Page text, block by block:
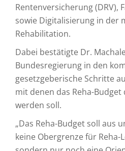
Rentenversicherung (DRV),
sowie Digitalisierung in der
Rehabilitation.
Dabei bestätigte Dr.
Bundesregierung in den
gesetzgeberische Schritte
mit denen das Reha-Budget
werden soll.
„Das Reha-Budget soll aus
keine Obergrenze für Reha-